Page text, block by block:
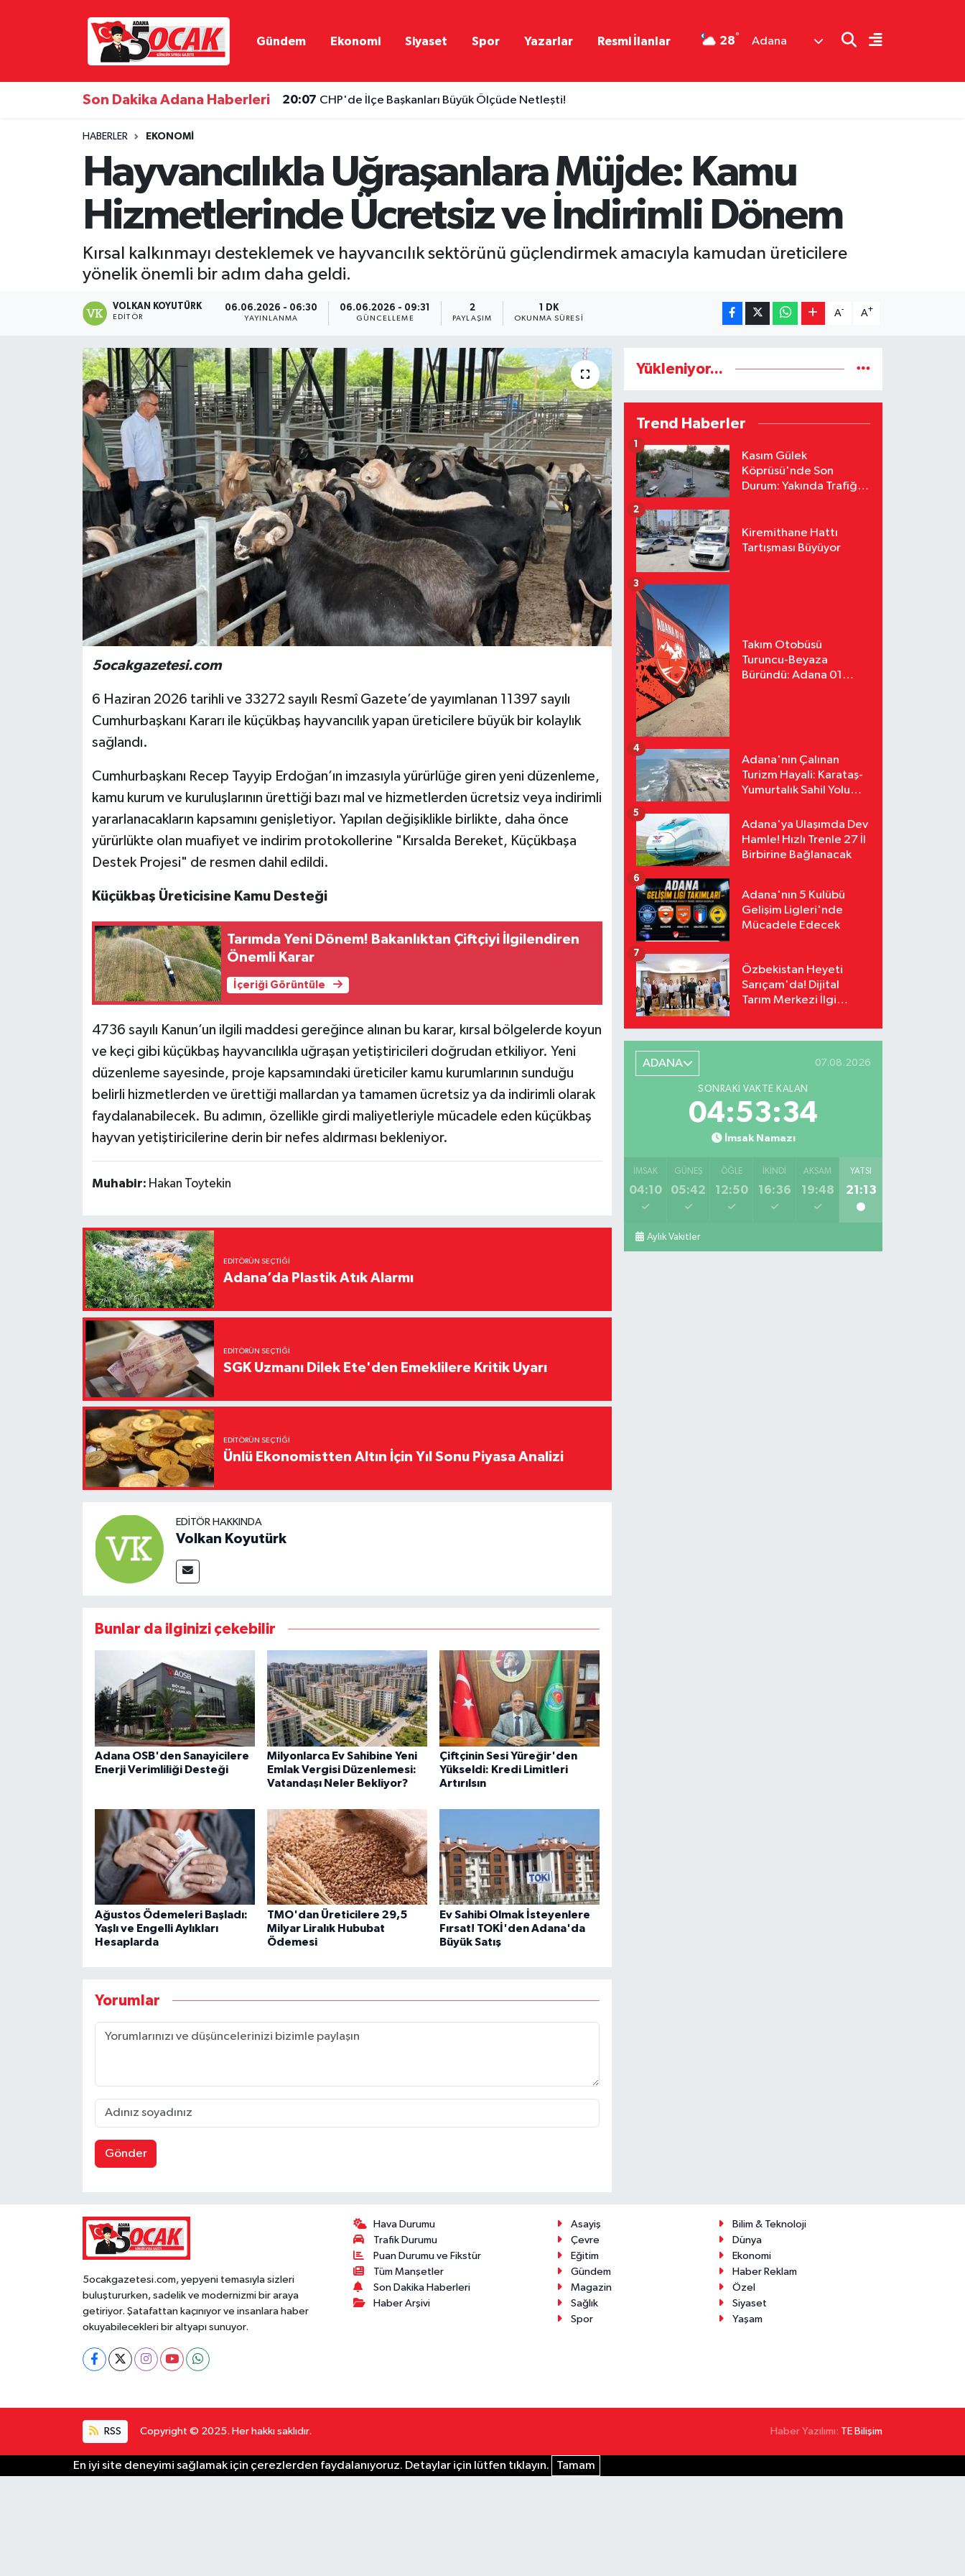
Gündem Ekonomi Siyaset Spor Yazarlar Resmi İlanlar 28° Adana
Son Dakika Adana Haberleri
CHP'de İlçe Başkanları Büyük Ölçüde Netleşti!
HABERLER EKONOMI
Hayvancılıkla Uğraşanlara Müjde: Kamu
Hizmetlerinde Ücretsiz ve İndirimli Dönem
Kırsal kalkınmayı desteklemek ve hayvancılık sektörünü güçlendirmek amacıyla kamudan üreticilere
yönelik önemli bir adım daha geldi.
VOLKAN KOYUTÜRK
EDITÖR
06.06.2026 - 06:30
YAYINLANMA
06.06.2026 - 09:31
GÜNCELLEME
2
PAYLAŞIM
1 DK
OKUNMA SÜRESI
A- A+
5ocakgazetesi.com
6 Haziran 2026 tarihli ve 33272 sayılı Resmî Gazete’de yayımlanan 11397 sayılı
Cumhurbaşkanı Kararı ile küçükbaş hayvancılık yapan üreticilere büyük bir kolaylık
sağlandı.
Cumhurbaşkanı Recep Tayyip Erdoğan’ın imzasıyla yürürlüğe giren yeni düzenleme,
kamu kurum ve kuruluşlarının ürettiği bazı mal ve hizmetlerden ücretsiz veya indirimli
yararlanacakların kapsamını genişletiyor. Yapılan değişiklikle birlikte, daha önce
yürürlükte olan muafiyet ve indirim protokollerine "Kırsalda Bereket, Küçükbaşa
Destek Projesi" de resmen dahil edildi.
Küçükbaş Üreticisine Kamu Desteği
Tarımda Yeni Dönem! Bakanlıktan Çiftçiyi İlgilendiren
Önemli Karar
İçeriği Görüntüle
4736 sayılı Kanun’un ilgili maddesi gereğince alınan bu karar, kırsal bölgelerde koyun
ve keçi gibi küçükbaş hayvancılıkla uğraşan yetiştiricileri doğrudan etkiliyor. Yeni
düzenleme sayesinde, proje kapsamındaki üreticiler kamu kurumlarının sunduğu
belirli hizmetlerden ve ürettiği mallardan ya tamamen ücretsiz ya da indirimli olarak
faydalanabilecek. Bu adımın, özellikle girdi maliyetleriyle mücadele eden küçükbaş
hayvan yetiştiricilerine derin bir nefes aldırması bekleniyor.
Muhabir: Hakan Toytekin
EDITÖRÜN SEÇTIĞI
Adana’da Plastik Atık Alarmı
EDITÖRÜN SEÇTIĞI
SGK Uzmanı Dilek Ete'den Emeklilere Kritik Uyarı
EDITÖRÜN SEÇTIĞI
Ünlü Ekonomistten Altın İçin Yıl Sonu Piyasa Analizi
EDITÖR HAKKINDA
Volkan Koyutürk
Bunlar da ilginizi çekebilir
Adana OSB'den Sanayicilere
Enerji Verimliliği Desteği
Milyonlarca Ev Sahibine Yeni
Emlak Vergisi Düzenlemesi:
Vatandaşı Neler Bekliyor?
Çiftçinin Sesi Yüreğir'den
Yükseldi: Kredi Limitleri
Artırılsın
Ağustos Ödemeleri Başladı:
Yaşlı ve Engelli Aylıkları
Hesaplarda
TMO'dan Üreticilere 29,5
Milyar Liralık Hububat
Ödemesi
Ev Sahibi Olmak İsteyenlere
Fırsat! TOKİ'den Adana'da
Büyük Satış
Yorumlar
Gönder
Yükleniyor...
Trend Haberler
Kasım Gülek
Köprüsü'nde Son
Durum: Yakında Trafiğe
1
Kiremithane Hattı
Tartışması Büyüyor
2
Takım Otobüsü
Turuncu-Beyaza
Büründü: Adana 01
3
Adana'nın Çalınan
Turizm Hayali: Karataş-
Yumurtalık Sahil Yolu
4
Adana'ya Ulaşımda Dev
Hamle! Hızlı Trenle 27 İl
Birbirine Bağlanacak
5
Adana'nın 5 Kulübü
Gelişim Ligleri'nde
Mücadele Edecek
6
Özbekistan Heyeti
Sarıçam'da! Dijital
Tarım Merkezi İlgi
7
ADANA 07.08.2026
SONRAKI VAKTE KALAN
04:53:33
İmsak Namazı
İMSAK
04:10
GÜNEŞ
05:42
ÖĞLE
12:50
İKINDI
16:36
AKŞAM
19:48
YATSI
21:13
Aylık Vakitler
5ocakgazetesi.com, yepyeni temasıyla sizleri
buluştururken, sadelik ve modernizmi bir araya
getiriyor. Şatafattan kaçınıyor ve insanlara haber
okuyabilecekleri bir altyapı sunuyor.
Hava Durumu
Trafik Durumu
Puan Durumu ve Fikstür
Tüm Manşetler
Son Dakika Haberleri
Haber Arşivi
Asayiş
Bilim & Teknoloji
Çevre
Dünya
Eğitim
Ekonomi
Gündem
Haber Reklam
Magazin
Özel
Sağlık
Siyaset
Spor
Yaşam
RSS Copyright © 2025. Her hakkı saklıdır. Haber Yazılımı: TE Bilişim
En iyi site deneyimi sağlamak için çerezlerden faydalanıyoruz. Detaylar için lütfen tıklayın. Tamam
Gündem
Haber Reklam
Magazin
Resmi İlanlar
Siyaset
Yerel Yönetimler
Yurttan
Hava Durumu
Tüm Manşetler
Son Dakika Haberleri